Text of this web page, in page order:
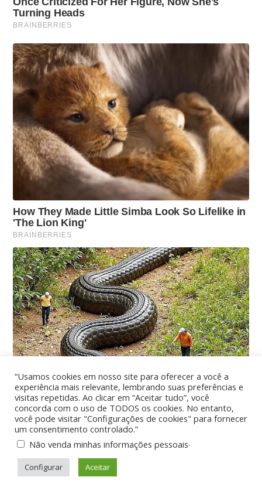
“Usamos cookies em nosso site para oferecer a você a
experiência mais relevante, lembrando suas preferências e
visitas repetidas. Ao clicar em “Aceitar tudo”, você
concorda com o uso de TODOS os cookies. No entanto,
você pode visitar "Configurações de cookies" para fornecer
um consentimento controlado.”
Não venda minhas informações pessoais.
Configurar Aceitar